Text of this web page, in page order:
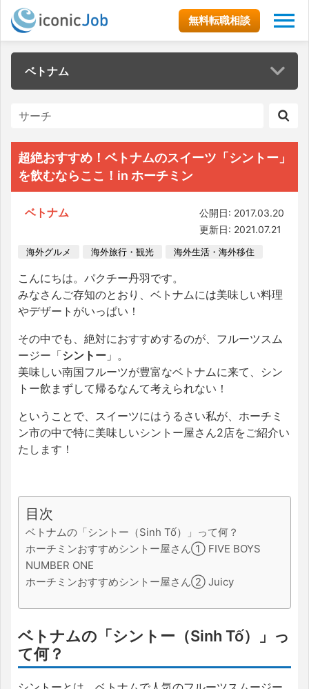
無料転職相談
ベトナム
超絶おすすめ！ベトナムのスイーツ「シントー」
を飲むならここ！in ホーチミン
ベトナム
公開日: 2017.03.20
更新日: 2021.07.21
海外グルメ 海外旅行・観光 海外生活・海外移住
こんにちは。パクチー丹羽です。
みなさんご存知のとおり、ベトナムには美味しい料理
やデザートがいっぱい！
その中でも、絶対におすすめするのが、フルーツスム
ージー「シントー 」。
美味しい南国フルーツが豊富なベトナムに来て、シン
トー飲まずして帰るなんて考えられない！
ということで、スイーツにはうるさい私が、ホーチミ
ン市の中で特に美味しいシントー屋さん2店をご紹介い
たします！
目次
ベトナムの「シントー（Sinh Tố）」って何？
ホーチミンおすすめシントー屋さん① FIVE BOYS
NUMBER ONE
ホーチミンおすすめシントー屋さん② Juicy
ベトナムの「シントー（Sinh Tố）」っ
て何？